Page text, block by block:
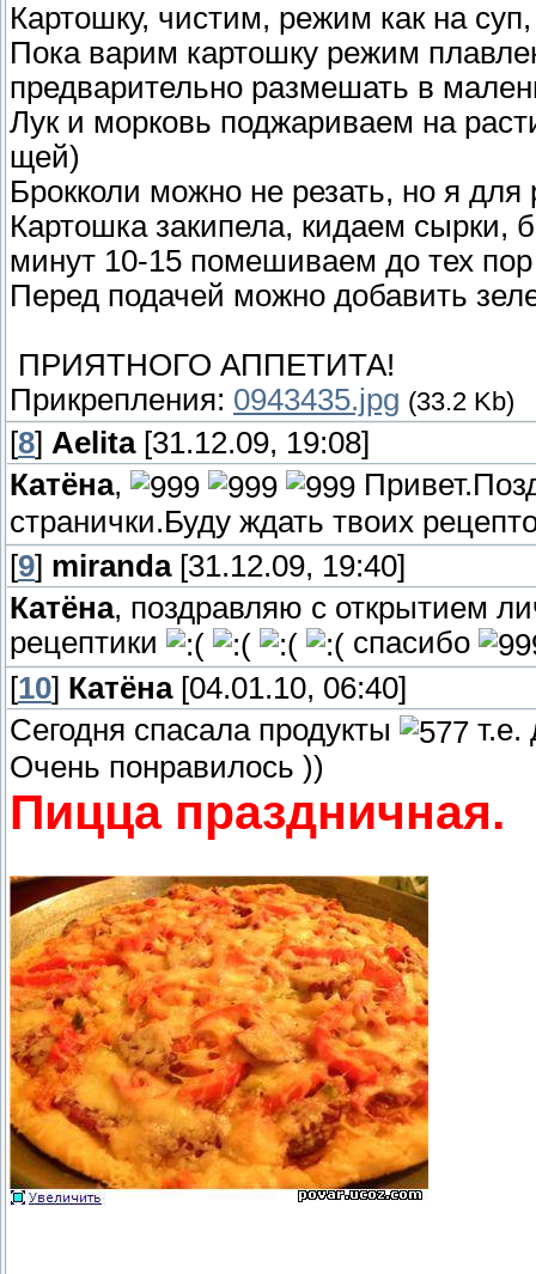
Картошку, чистим, режим как на
Пока варим картошку режим
предварительно размешать в
Лук и морковь поджариваем на
щей)
Брокколи можно не резать, но я для
Картошка закипела, кидаем сырки,
минут 10-15 помешиваем до тех
Перед подачей можно добавить
ПРИЯТНОГО АППЕТИТА!
Прикрепления: 0943435.jpg (33.2 Kb)
[8] Aelita[31.12.09, 19:08]
Катёна,
странички.Буду ждать твоих
[9] miranda[31.12.09, 19:40]
Катёна, поздравляю с открытием
рецептики
спасибо
[10] Катёна[04.01.10, 06:40]
Сегодня спасала продукты
т.е.
Очень понравилось ))
Пицца праздничная.